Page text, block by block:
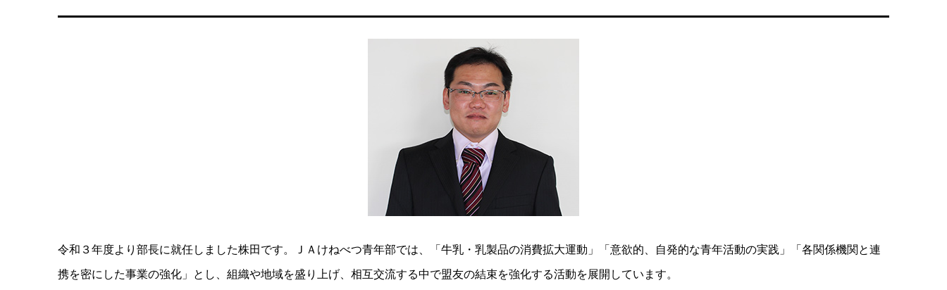
令和３年度より部長に就任しました株田です。ＪＡけねべつ青年部では、「牛乳・乳製品の消費拡大運動」「意欲的、自発的な青年活動の実践」「各関係機関と連
携を密にした事業の強化」とし、組織や地域を盛り上げ、相互交流する中で盟友の結束を強化する活動を展開しています。